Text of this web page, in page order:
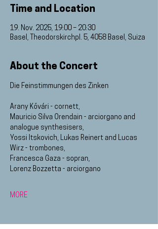
Time and Location
19. Nov. 2025, 19:00 – 20:30
Basel, Theodorskirchpl. 5, 4058 Basel, Suiza
About the Concert
Die Feinstimmungen des Zinken
Arany Kővári - cornett,
Mauricio Silva Orendain - arciorgano and
analogue synthesisers,
Yossi Itskovich, Lukas Reinert and Lucas
Wirz - trombones,
Francesca Gaza - sopran,
Lorenz Bozzetta - arciorgano
MORE